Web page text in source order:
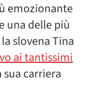
emozionante
una delle più
slovena Tina
ai tantissimi
carriera